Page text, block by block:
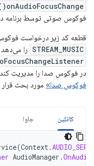
onAudioFocusChange()
فوکوس صوتی توسط برنامه
قطعه کد زیر درخواست
STREAM_MUSIC را
در فوکوس صدا را مدیریت
فوکوس صدا» مورد بحث
کاتلین جاوا
(Context.
AudioManager .